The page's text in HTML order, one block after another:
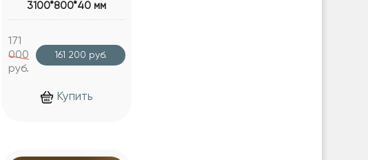
3100*800*40 мм
171
000
руб.
161 200 руб.
Купить